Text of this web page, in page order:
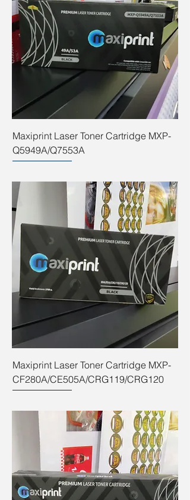
Maxiprint Laser Toner Cartridge MXP-
Q5949A/Q7553A
Maxiprint Laser Toner Cartridge MXP-
CF280A/CE505A/CRG119/CRG120